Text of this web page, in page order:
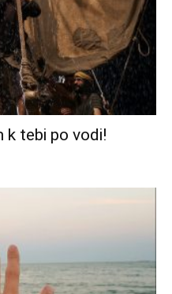
k tebi po vodi!